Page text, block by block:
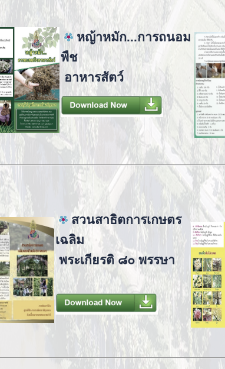
หญ้าหมัก...การถนอม
พืช
อาหารสัตว์
สวนสาธิตการเกษตร
เฉลิม
พระเกียรติ ๘๐ พรรษา